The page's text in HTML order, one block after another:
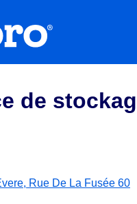
de
Rue De La Fusée 60